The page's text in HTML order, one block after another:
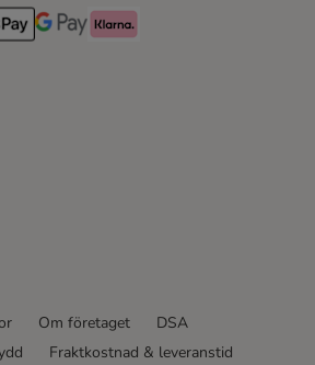
MethodMethod
Pay Payment Method
Google Pay Payment Method
Klarna Payment Method
Om företaget
DSA
Fraktkostnad & leveranstid